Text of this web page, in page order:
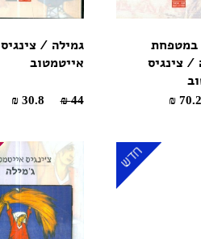
במטפחת
/ צינגיס
גמילה / צינגיס
אייטמטוב
44 ₪
30.8 ₪